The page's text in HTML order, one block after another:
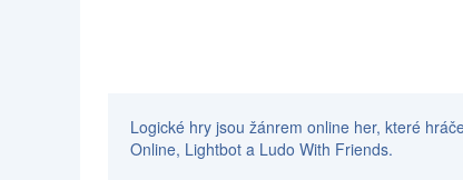
Logické hry jsou žánrem online her, které
Online, Lightbot a Ludo With Friends.